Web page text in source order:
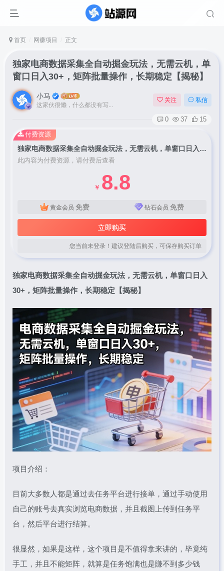
首页 网赚项目 正文
独家电商数据采集全自动掘金玩法，无需云机，单
窗口日入30+，矩阵批量操作，长期稳定【揭秘】
小马
这家伙很懒，什么都没有写...
关注 私信
0 37 15
独家电商数据采集全自动掘金玩法，无需云机，单窗口日入30+，矩阵批量操作，长期稳定【揭秘】
此内容为付费资源，请付费后查看
￥ 8.8
黄金会员 免费 钻石会员 免费
立即购买
您当前未登录！建议登陆后购买，可保存购买订单
付费资源
独家电商数据采集全自动掘金玩法，无需云机，单窗口日入
30+，矩阵批量操作，长期稳定【揭秘】
项目介绍：
目前大多数人都是通过去任务平台进行接单，通过手动使用
自己的账号去真实浏览电商数据，并且截图上传到任务平
台，然后平台进行结算。
很显然，如果是这样，这个项目是不值得拿来讲的，毕竟纯
手工，并且不能矩阵，就算是任务饱满也是賺不到多少钱